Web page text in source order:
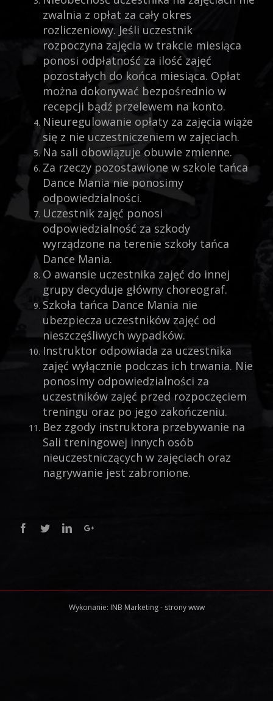
zwalnia z opłat za cały okres
rozliczeniowy. Jeśli uczestnik
rozpoczyna zajęcia w trakcie miesiąca
ponosi odpłatność za ilość zajęć
pozostałych do końca miesiąca. Opłat
można dokonywać bezpośrednio w
recepcji bądź przelewem na konto.
Nieuregulowanie opłaty za zajęcia wiąże
się z nie uczestniczeniem w zajęciach.
Na sali obowiązuje obuwie zmienne.
Za rzeczy pozostawione w szkole tańca
Dance Mania nie ponosimy
odpowiedzialności.
Uczestnik zajęć ponosi
odpowiedzialność za szkody
wyrządzone na terenie szkoły tańca
Dance Mania.
O awansie uczestnika zajęć do innej
grupy decyduje główny choreograf.
Szkoła tańca Dance Mania nie
ubezpiecza uczestników zajęć od
nieszczęśliwych wypadków.
Instruktor odpowiada za uczestnika
zajęć wyłącznie podczas ich trwania. Nie
ponosimy odpowiedzialności za
uczestników zajęć przed rozpoczęciem
treningu oraz po jego zakończeniu.
Bez zgody instruktora przebywanie na
Sali treningowej innych osób
nieuczestniczących w zajęciach oraz
nagrywanie jest zabronione.
Facebook
TwitterLinkedinGoogle+
Wykonanie: INB Marketing- strony www